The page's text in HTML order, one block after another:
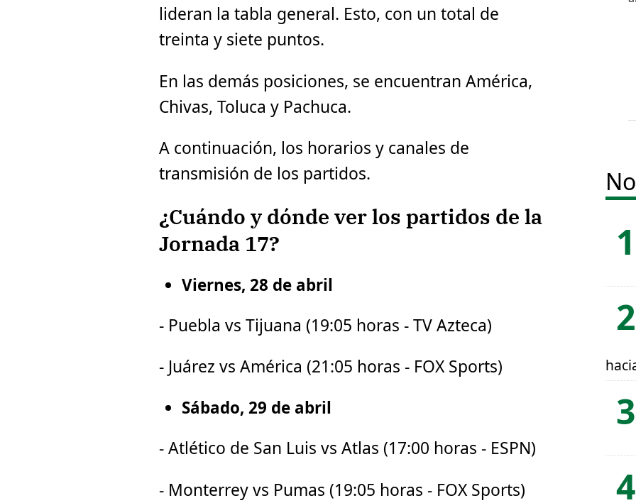
lideran la tabla general. Esto, con un total de
treinta y siete puntos.
En las demás posiciones, se encuentran América,
Chivas, Toluca y Pachuca.
A continuación, los horarios y canales de
transmisión de los partidos.
¿Cuándo y dónde ver los partidos de la
Jornada 17?
Viernes, 28 de abril
- Puebla vs Tijuana (19:05 horas - TV Azteca)
- Juárez vs América (21:05 horas - FOX Sports)
Sábado, 29 de abril
- Atlético de San Luis vs Atlas (17:00 horas - ESPN)
- Monterrey vs Pumas (19:05 horas - FOX Sports)